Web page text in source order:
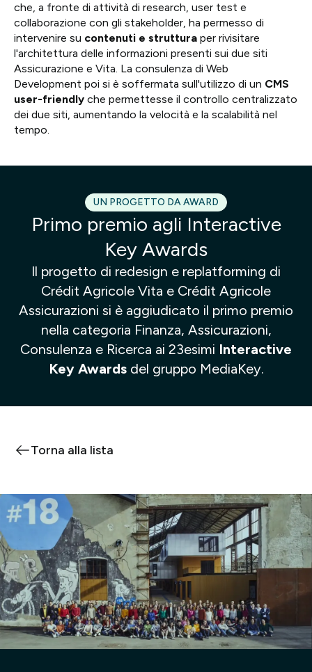
che, a fronte di attività di research, user test e
collaborazione con gli stakeholder, ha permesso di
intervenire su contenuti e struttura per rivisitare
l'architettura delle informazioni presenti sui due siti
Assicurazione e Vita. La consulenza di Web
Development poi si è soffermata sull'utilizzo di un CMS
user-friendly che permettesse il controllo centralizzato
dei due siti, aumentando la velocità e la scalabilità nel
tempo.
UN PROGETTO DA AWARD
Primo premio agli Interactive
Key Awards
Il progetto di redesign e replatforming di
Crédit Agricole Vita e Crédit Agricole
Assicurazioni si è aggiudicato il primo premio
nella categoria Finanza, Assicurazioni,
Consulenza e Ricerca ai 23esimi Interactive
Key Awardsdel gruppo MediaKey.
Torna alla lista